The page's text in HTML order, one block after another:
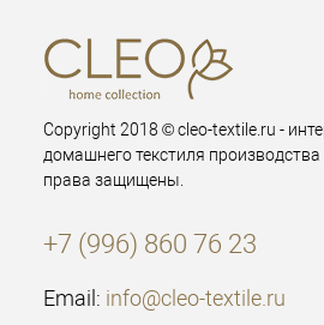
Copyright 2018 © cleo-textile.ru -
домашнего текстиля производства
права защищены.
+7 (996) 860 76 23
Email: info@cleo-textile.ru